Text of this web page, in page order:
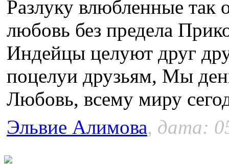
Разлуку влюбленные так
любовь без предела
Индейцы целуют друг
поцелуи друзьям, Мы
Любовь, всему миру
Эльвие Алимова, дата: